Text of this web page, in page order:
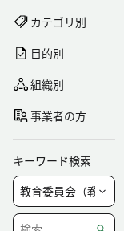
カテゴリ別
目的別
組織別
事業者の方
キーワード検索